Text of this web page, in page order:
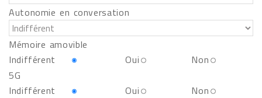
Autonomie en conversation
Mémoire amovible
Indifférent
Oui
Non
5G
Indifférent
Oui
Non